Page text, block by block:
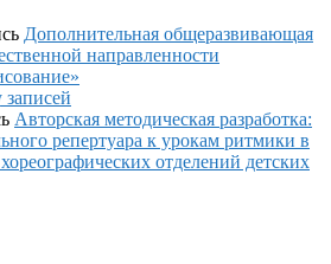
Дополнительная общеразвивающая
направленности
Авторская методическая разработка:
репертуара к урокам ритмики в
отделений детских